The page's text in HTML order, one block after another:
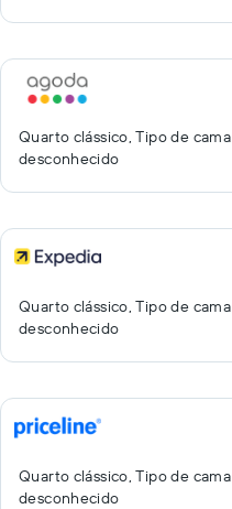
Quarto clássico, Tipo de cama
desconhecido
Quarto clássico, Tipo de cama
desconhecido
Quarto clássico, Tipo de cama
desconhecido